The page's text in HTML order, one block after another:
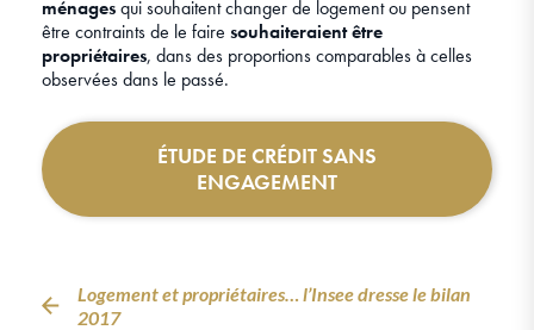
ménagesqui souhaitent changer de logement ou pensent
être contraints de le faire souhaiteraient être
propriétaires, dans des proportions comparables à celles
observées dans le passé.
ÉTUDE DE CRÉDIT SANS
ENGAGEMENT
Logement et propriétaires… l’Insee dresse le bilan
2017